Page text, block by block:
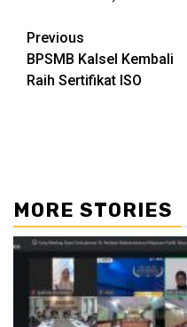
Continue
Reading
Previous
BPSMB Kalsel Kembali
Raih Sertifikat ISO
MORE STORIES